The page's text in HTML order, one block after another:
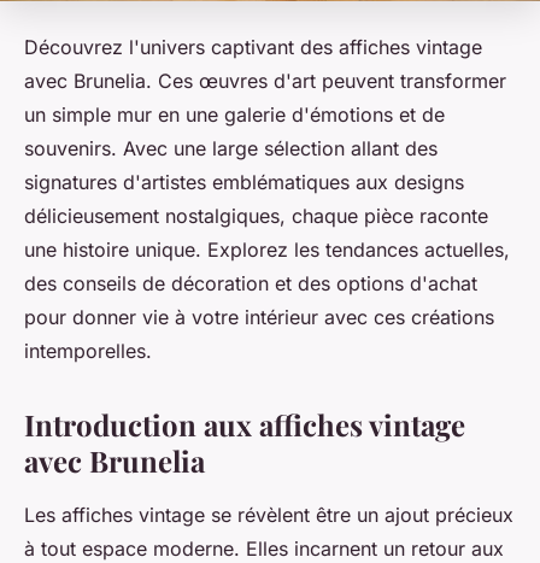
Découvrez l'univers captivant des affiches vintage
avec Brunelia. Ces œuvres d'art peuvent transformer
un simple mur en une galerie d'émotions et de
souvenirs. Avec une large sélection allant des
signatures d'artistes emblématiques aux designs
délicieusement nostalgiques, chaque pièce raconte
une histoire unique. Explorez les tendances actuelles,
des conseils de décoration et des options d'achat
pour donner vie à votre intérieur avec ces créations
intemporelles.
Introduction aux affiches vintage
avec Brunelia
Les affiches vintage se révèlent être un ajout précieux
à tout espace moderne. Elles incarnent un retour aux